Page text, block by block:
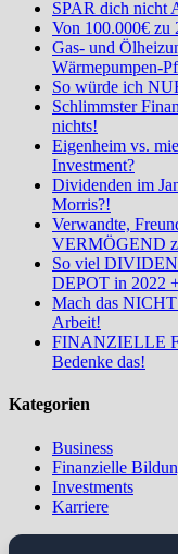
SPAR dich nicht
Von 100.000€ zu
Gas- und
Wärmepumpen-
So würde ich
Schlimmster
nichts!
Eigenheim vs.
Investment?
Dividenden im
Morris?!
Verwandte,
VERMÖGEND
So viel
DEPOT in 2022
Mach das
Arbeit!
FINANZIELLE
Bedenke das!
Kategorien
Business
Finanzielle
Investments
Karriere